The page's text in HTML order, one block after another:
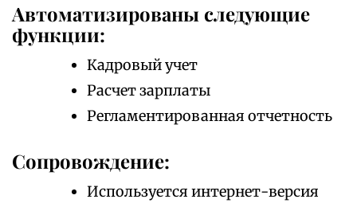
Автоматизированы следующие
функции:
Кадровый учет
Расчет зарплаты
Регламентированная отчетность
Сопровождение:
Используется интернет-версия